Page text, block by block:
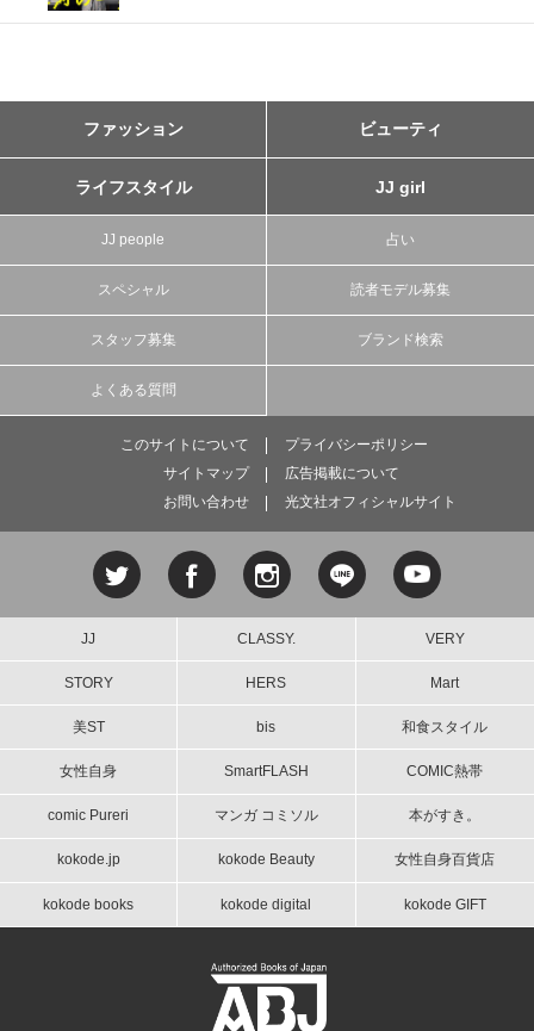
ファッション ビューティ
ライフスタイル JJ girl
JJ people 占い
スペシャル 読者モデル募集
スタッフ募集 ブランド検索
よくある質問
このサイトについて
プライバシーポリシー
サイトマップ
広告掲載について
お問い合わせ
光文社オフィシャルサイト
JJ CLASSY. VERY
STORY HERS Mart
美ST bis 和食スタイル
女性自身 SmartFLASH COMIC熱帯
comic Pureri マンガ コミソル 本がすき。
kokode.jp kokode Beauty 女性自身百貨店
kokode books kokode digital kokode GIFT